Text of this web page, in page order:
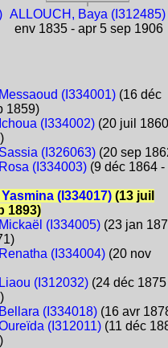
ALLOUCH, Baya (I312485)
env 1835 - apr 5 sep 1906
(I334001)(16 déc
1859)
(I334002)(20 juil
(I326063)(20 sep
(I334003)(9 déc 1864 -
(I334017)(13 juil
1893)
(I334005)(23 jan
(I334004)(20 nov
(I312032)(24 déc 1875
(I334018)(16 avr
(I312011)(11 déc